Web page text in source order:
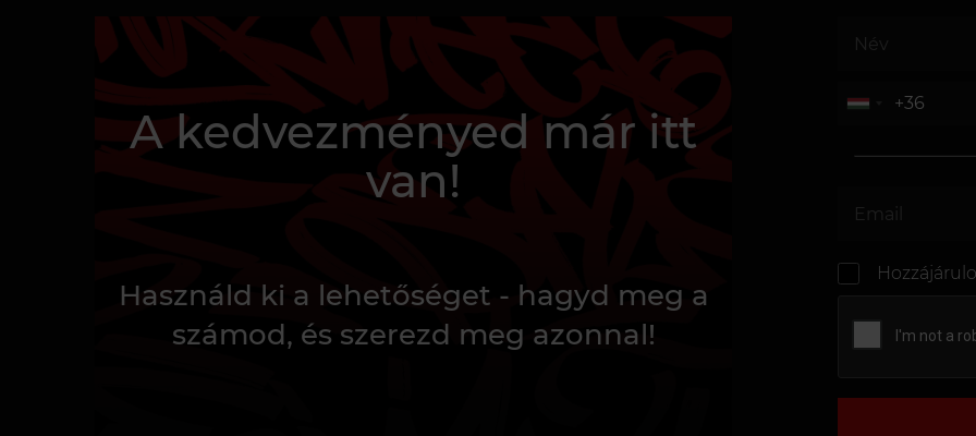
A kedvezményed már itt
van!
Használd ki a lehetőséget - hagyd meg a
számod, és szerezd meg azonnal!